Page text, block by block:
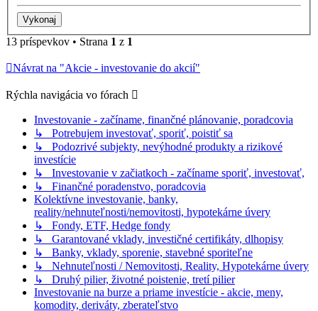
13 príspevkov • Strana 1 z 1
Návrat na "Akcie - investovanie do akcií"
Rýchla navigácia vo fórach
Investovanie - začíname, finančné plánovanie, poradcovia
↳ Potrebujem investovať, sporiť, poistiť sa
↳ Podozrivé subjekty, nevýhodné produkty a rizikové
investície
↳ Investovanie v začiatkoch - začíname sporiť, investovať,
↳ Finančné poradenstvo, poradcovia
Kolektívne investovanie, banky,
reality/nehnuteľnosti/nemovitosti, hypotekárne úvery
↳ Fondy, ETF, Hedge fondy
↳ Garantované vklady, investičné certifikáty, dlhopisy
↳ Banky, vklady, sporenie, stavebné sporiteľne
↳ Nehnuteľnosti / Nemovitosti, Reality, Hypotekárne úvery
↳ Druhý pilier, životné poistenie, tretí pilier
Investovanie na burze a priame investície - akcie, meny,
komodity, deriváty, zberateľstvo